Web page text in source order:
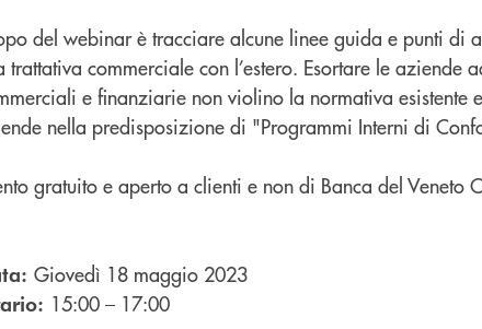
del webinar è tracciare alcune linee guida e punti di
trattativa commerciale con l’estero. Esortare le
e finanziarie non violino la normativa esistente
nella predisposizione di "Programmi Interni di
gratuito e aperto a clienti e non di Banca del Veneto
Giovedì 18 maggio 2023
15:00 – 17:00